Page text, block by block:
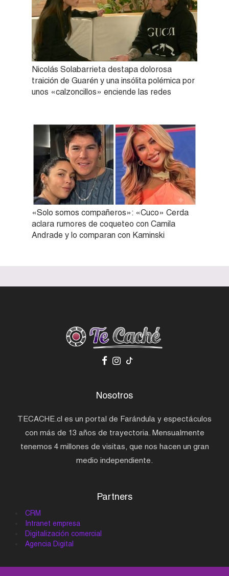
Nicolás Solabarrieta destapa dolorosa
traición de Guarén y una insólita polémica por
unos «calzoncillos» enciende las redes
«Solo somos compañeros»: «Cuco» Cerda
aclara rumores de coqueteo con Camila
Andrade y lo comparan con Kaminski
Nosotros
TECACHE.cl es un portal de Farándula y espectáculos
con más de 13 años de trayectoria. Mensualmente
tenemos 4 millones de visitas, que nos hacen un gran
medio independiente.
Partners
CRM
Intranet empresa
Digitalización comercial
Agencia Digital